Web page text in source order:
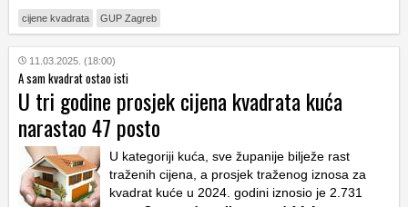
cijene kvadrata GUP Zagreb
11.03.2025. (18:00)
A sam kvadrat ostao isti
U tri godine prosjek cijena kvadrata kuća
narastao 47 posto
U kategoriji kuća, sve županije bilježe rast
traženih cijena, a prosjek traženog iznosa za
kvadrat kuće u 2024. godini iznosio je 2.731